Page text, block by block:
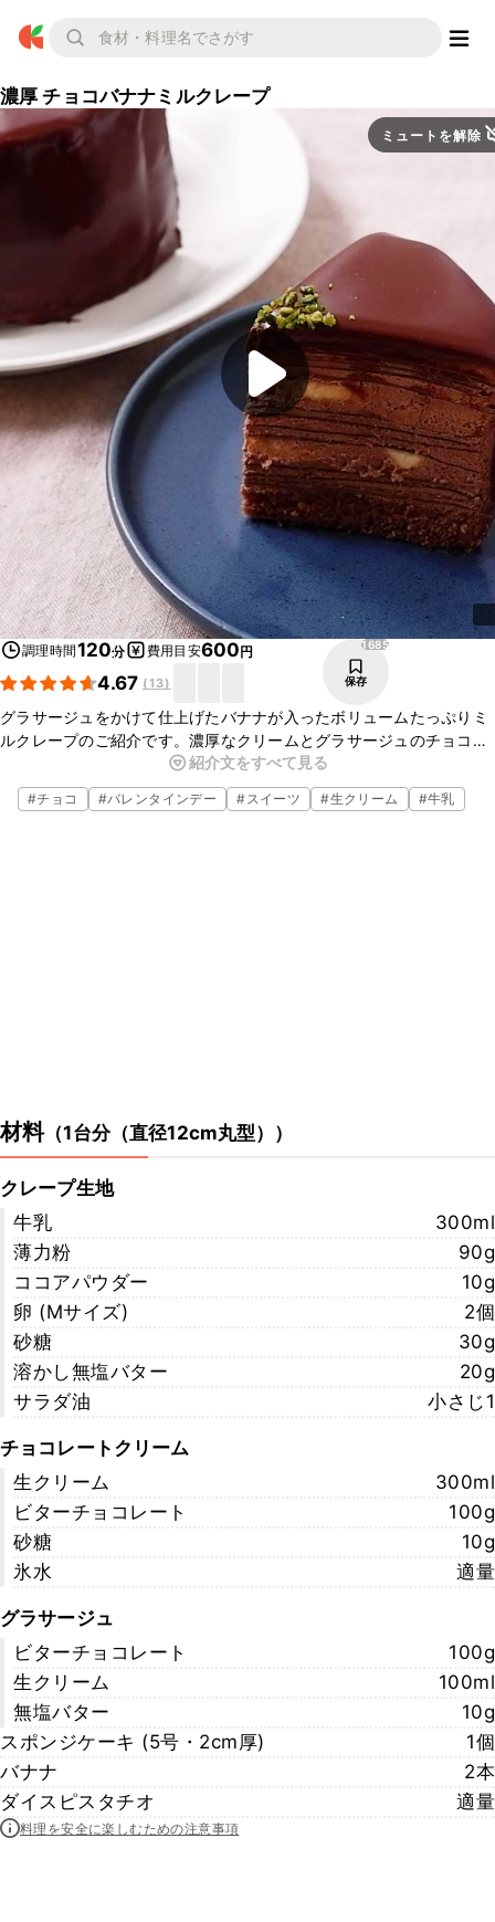
濃厚 チョコバナナミルクレープ
ミュートを解除
調理時間120分 費用目安600円
4.67 (13)
1685
保存
グラサージュをかけて仕上げたバナナが入ったボリュームたっぷりミ
ルクレープのご紹介です。濃厚なクリームとグラサージュのチョコ
レートの相性がぴったりの逸品です。断面が華やかで、おもてなしに
もぴったりの一品ですよ。ぜひこの機会に作ってみてくださいね。
紹介文をすべて見る
#チョコ #バレンタインデー #スイーツ #生クリーム #牛乳
材料（1台分（直径12cm丸型） ）
クレープ生地
牛乳
300ml
薄力粉
90g
ココアパウダー
10g
卵 (Mサイズ)
2個
砂糖
30g
溶かし無塩バター
20g
サラダ油
小さじ1
チョコレートクリーム
生クリーム
300ml
ビターチョコレート
100g
砂糖
10g
氷水
適量
グラサージュ
ビターチョコレート
100g
生クリーム
100ml
無塩バター
10g
スポンジケーキ (5号・2cm厚)
1個
バナナ
2本
ダイスピスタチオ
適量
料理を安全に楽しむための注意事項